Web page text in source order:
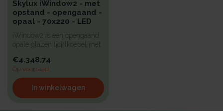
Skylux iWindow2 - met
opstand - opengaand -
opaal - 70x220 - LED
iWindow2 is een opengaand
opale glazen lichtkoepel met
€4.348,74
Op voorraad
In winkelwagen